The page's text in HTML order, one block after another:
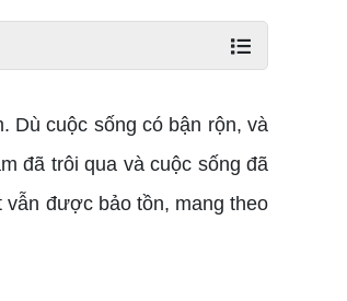
Dù cuộc sống có bận rộn, và
đã trôi qua và cuộc sống đã
vẫn được bảo tồn, mang theo